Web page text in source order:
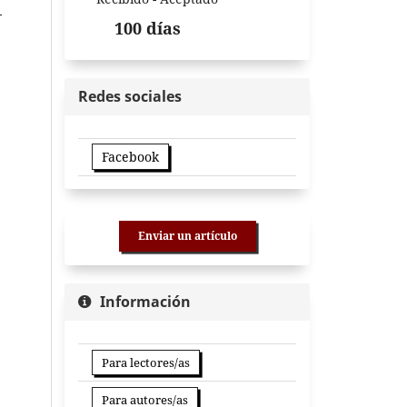
100 días
Redes sociales
Facebook
Enviar un artículo
Información
Para lectores/as
Para autores/as